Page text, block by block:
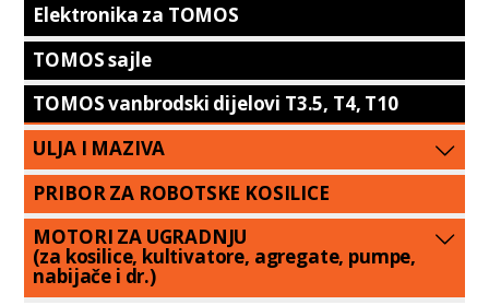
Elektronika za TOMOS
TOMOS sajle
TOMOS vanbrodski dijelovi T3.5, T4, T10
ULJA I MAZIVA
PRIBOR ZA ROBOTSKE KOSILICE
MOTORI ZA UGRADNJU
(za kosilice, kultivatore, agregate, pumpe,
nabijače i dr.)